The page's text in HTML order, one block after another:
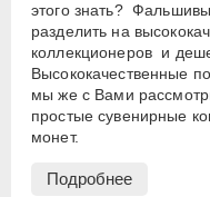
этого знать?
разделить на
коллекционеров и
Высококачественные
мы же с Вами
простые сувенирные
монет.
Подробнее
АЛЕКСАНДР III
НИКОЛАЙ II 1894-
ВРЕМЕННОЕ ПРАВ.
ИНОСТРАННЫЕ